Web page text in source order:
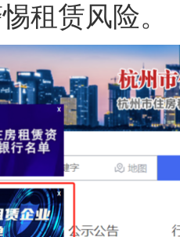
租赁风险。